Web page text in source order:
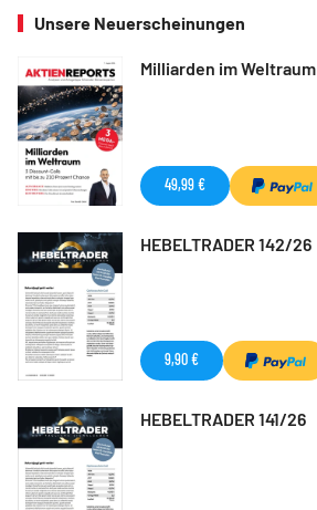
Unsere Neuerscheinungen
Milliarden im Weltraum
49,99 €
HEBELTRADER 142/26
9,90 €
HEBELTRADER 141/26